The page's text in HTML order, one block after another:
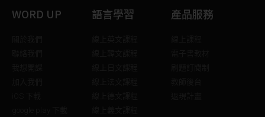
WORD UP 語言學習 產品服務